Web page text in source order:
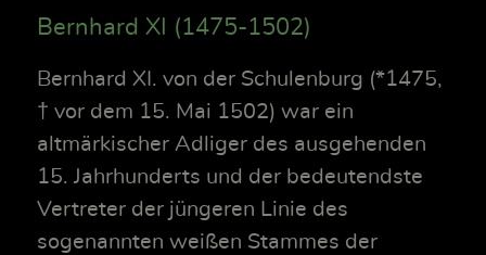
Bernhard XI (1475-1502)
Bernhard XI. von der Schulenburg (*1475,
† vor dem 15. Mai 1502) war ein
altmärkischer Adliger des ausgehenden
15. Jahrhunderts und der bedeutendste
Vertreter der jüngeren Linie des
sogenannten weißen Stammes der